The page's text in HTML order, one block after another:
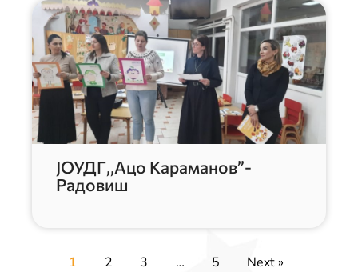
ЈОУДГ,,Ацо Караманов”-
Радовиш
1 2 3 … 5 Next »